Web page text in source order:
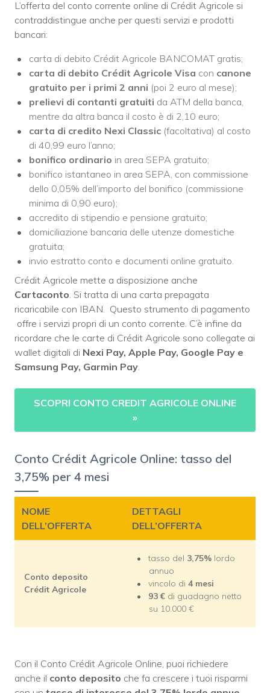
L’offerta del conto corrente online di Crédit Agricole si
contraddistingue anche per questi servizi e prodotti
bancari:
carta di debito Crédit Agricole BANCOMAT gratis;
carta di debito Crédit Agricole Visa con canone
gratuito per i primi 2 anni (poi 2 euro al mese);
prelievi di contanti gratuiti da ATM della banca,
mentre da altra banca il costo è di 2,10 euro;
carta di credito Nexi Classic (facoltativa) al costo
di 40,99 euro l’anno;
bonifico ordinario in area SEPA gratuito;
bonifico istantaneo in area SEPA, con commissione
dello 0,05% dell’importo del bonifico (commissione
minima di 0,90 euro);
accredito di stipendio e pensione gratuito;
domiciliazione bancaria delle utenze domestiche
gratuita;
invio estratto conto e documenti online gratuito.
Crédit Agricole mette a disposizione anche
Cartaconto . Si tratta di una carta prepagata
ricaricabile con IBAN. Questo strumento di pagamento
offre i servizi propri di un conto corrente. C’è infine da
ricordare che le carte di Crédit Agricole sono collegate ai
wallet digitali di Nexi Pay, Apple Pay, Google Pay e
Samsung Pay, Garmin Pay
SCOPRI CONTO CREDIT AGRICOLE ONLINE
»
Conto Crédit Agricole Online: tasso del
3,75% per 4 mesi
NOME
DELL’OFFERTA
DETTAGLI
DELL’OFFERTA
Conto deposito
Crédit Agricole
tasso del 3,75% lordo
annuo
vincolo di 4 mesi
93 € di guadagno netto
su 10.000 €
Con il Conto Crédit Agricole Online, puoi richiedere
anche il conto deposito che fa crescere i tuoi risparmi